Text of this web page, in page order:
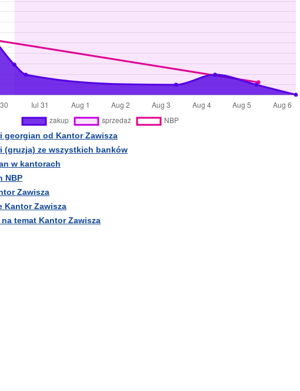
georgian od Kantor Zawisza
(gruzja) ze wszystkich banków
w kantorach
NBP
Zawisza
Kantor Zawisza
temat Kantor Zawisza